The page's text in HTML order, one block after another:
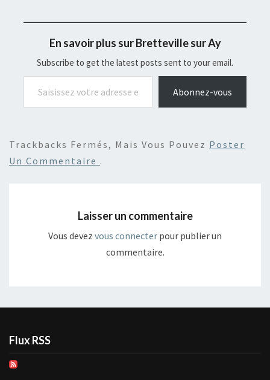
En savoir plus sur Bretteville sur Ay
Subscribe to get the latest posts sent to your email.
Saisissez votre adresse e-mail…
Abonnez-vous
Trackbacks Fermés, Mais Vous Pouvez Poster
Un Commentaire .
Laisser un commentaire
Vous devez vous connecter pour publier un
commentaire.
Flux RSS